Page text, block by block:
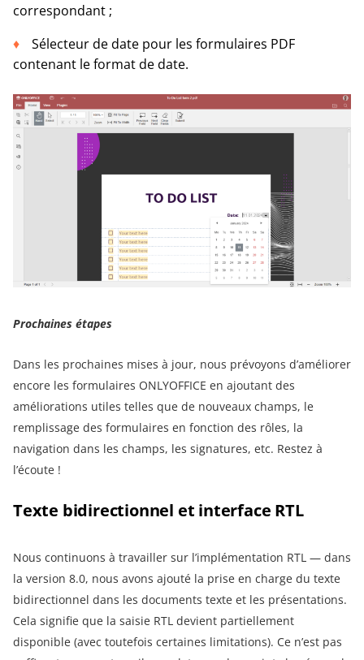
correspondant ;
Sélecteur de date pour les formulaires PDF
contenant le format de date.
Prochaines étapes
Dans les prochaines mises à jour, nous prévoyons d’améliorer
encore les formulaires ONLYOFFICE en ajoutant des
améliorations utiles telles que de nouveaux champs, le
remplissage des formulaires en fonction des rôles, la
navigation dans les champs, les signatures, etc. Restez à
l’écoute !
Texte bidirectionnel et interface RTL
Nous continuons à travailler sur l’implémentation RTL — dans
la version 8.0, nous avons ajouté la prise en charge du texte
bidirectionnel dans les documents texte et les présentations.
Cela signifie que la saisie RTL devient partiellement
disponible (avec toutefois certaines limitations). Ce n’est pas